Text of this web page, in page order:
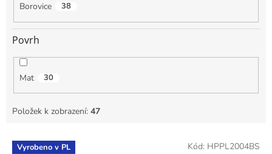
Borovice 38
Povrh
Mat 30
Položek k zobrazení: 47
V Vyrobeno v PL Kód: HPPL2004BS